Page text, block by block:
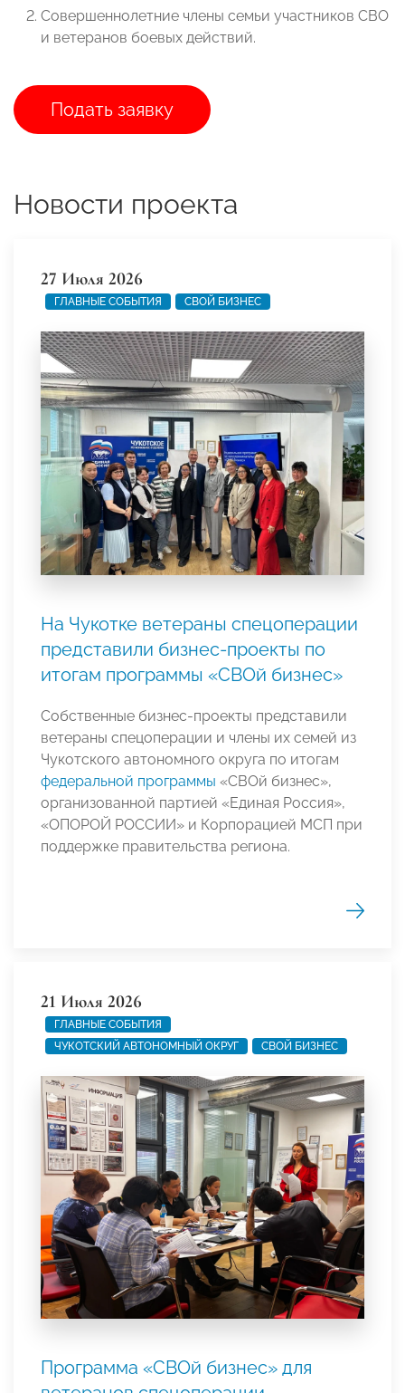
Совершеннолетние члены семьи участников СВО
и ветеранов боевых действий.
Подать заявку
Новости проекта
27 Июля 2026
ГЛАВНЫЕ СОБЫТИЯ СВОЙ БИЗНЕС
На Чукотке ветераны спецоперации
представили бизнес-проекты по
итогам программы «СВОй бизнес»
Собственные бизнес-проекты представили
ветераны спецоперации и члены их семей из
Чукотского автономного округа по итогам
федеральной программы «СВОй бизнес»,
организованной партией «Единая Россия»,
«ОПОРОЙ РОССИИ» и Корпорацией МСП при
поддержке правительства региона.
21 Июля 2026
ГЛАВНЫЕ СОБЫТИЯ
ЧУКОТСКИЙ АВТОНОМНЫЙ ОКРУГ
СВОЙ БИЗНЕС
Программа «СВОй бизнес» для